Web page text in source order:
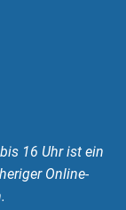
16 Uhr ist ein
Online-